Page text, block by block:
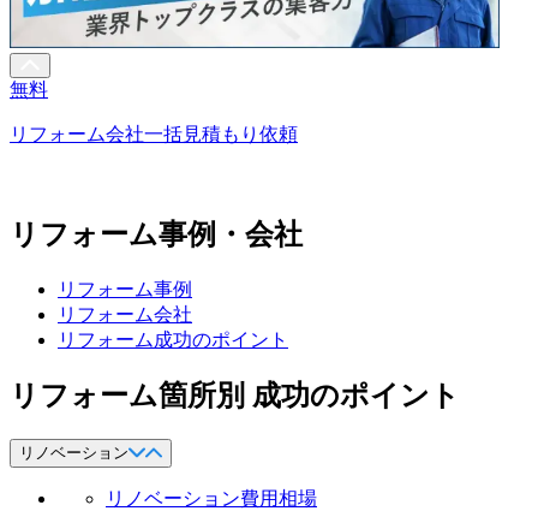
無料
リフォーム会社一括見積もり依頼
リフォーム事例・会社
リフォーム事例
リフォーム会社
リフォーム成功のポイント
リフォーム箇所別 成功のポイント
リノベーション
リノベーション費用相場